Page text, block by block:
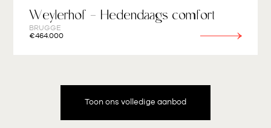
Weylerhof - Hedendaags comfort
BRUGGE
€464.000
Toon ons volledige aanbod